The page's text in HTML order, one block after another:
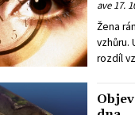
ave 17.
Žena
vzhůru.
rozdíl